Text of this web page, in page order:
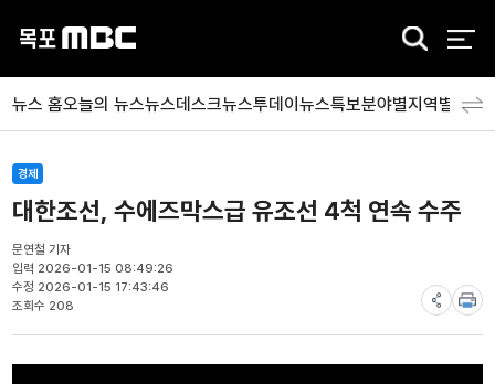
검
뉴스 홈오늘의 뉴스뉴스데스크뉴스투데이뉴스특보분야별지역별 뉴스
경제
대한조선, 수에즈막스급 유조선 4척 연속 수주
문연철 기자
입력 2026-01-15 08:49:26
수정 2026-01-15 17:43:46
조회수 208